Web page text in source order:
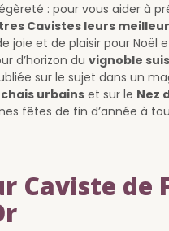
: pour vous aider à
Cavistes leurs
joie et de plaisir pour Noël
d’horizon du vignoble
sur le sujet dans un
chais urbains et sur le Nez
fêtes de fin d’année à
Caviste de